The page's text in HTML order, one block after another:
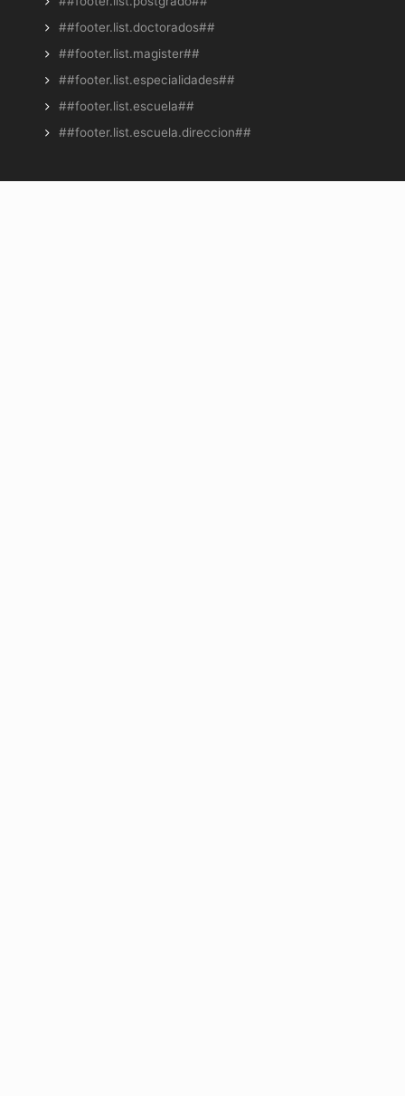
##footer.list.doctorados##
##footer.list.magister##
##footer.list.especialidades##
##footer.list.escuela##
##footer.list.escuela.direccion##